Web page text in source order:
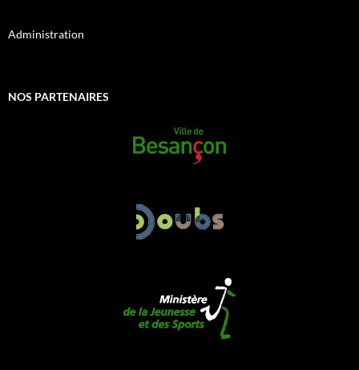
Administration
NOS PARTENAIRES